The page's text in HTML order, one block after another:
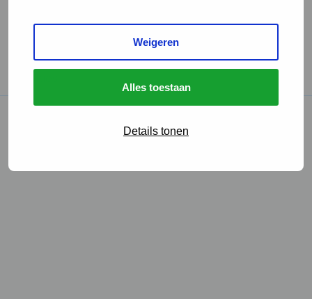
Weigeren
Alles toestaan
Details tonen
GGD Reisvaccinaties